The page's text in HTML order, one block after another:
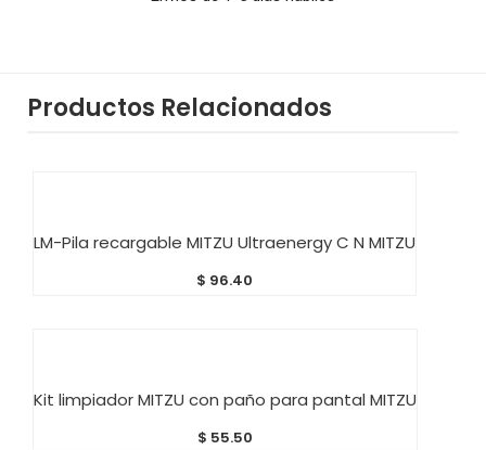
Productos Relacionados
LM-Pila recargable MITZU Ultraenergy C N MITZU
$ 96.40
Kit limpiador MITZU con paño para pantal MITZU
$ 55.50